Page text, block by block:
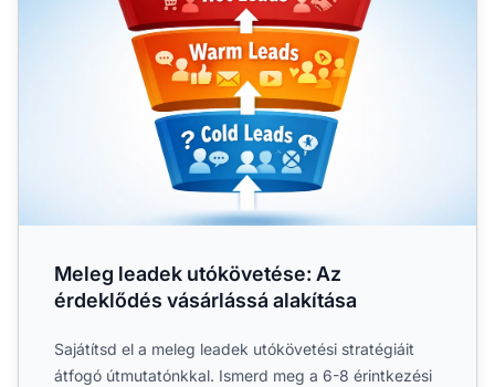
Meleg leadek utókövetése: Az
érdeklődés vásárlássá alakítása
Sajátítsd el a meleg leadek utókövetési stratégiáit
átfogó útmutatónkkal. Ismerd meg a 6-8 érintkezési